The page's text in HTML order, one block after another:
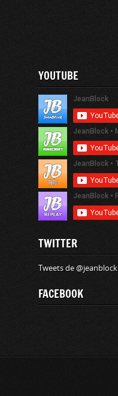
YOUTUBE
TWITTER
Tweets de @jeanblock
FACEBOOK